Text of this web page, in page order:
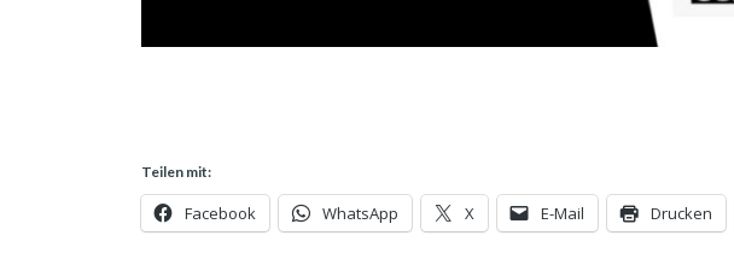
Teilen mit:
Facebook WhatsApp X E-Mail Drucken